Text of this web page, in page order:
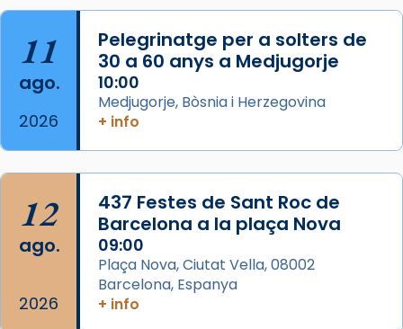
Acompanyant la història de sant Cugat, a
partir de l’Edat Mitjana sorgeix la tradició
que les santes Juliana (“relatiu a Júlia”) i
Semproniana (“relatiu a Semprònia =
eterna”) són deixebles seves. I l’any 1667, el
frare Joan Gaspar Roig, afirma en una obra
que les santes són filles de l’antiga Iluro.
Mataró en reivindicarà les relíq
Foto
View on Facebook · Share
11
ago.
2026
Pelegrinatge per a solters de
30 a 60 anys a Medjugorje
10:00
Medjugorje, Bòsnia i Herzegovina
+ info
12
ago.
2026
437 Festes de Sant Roc de
Barcelona a la plaça Nova
09:00
Plaça Nova, Ciutat Vella, 08002
Barcelona, Espanya
+ info